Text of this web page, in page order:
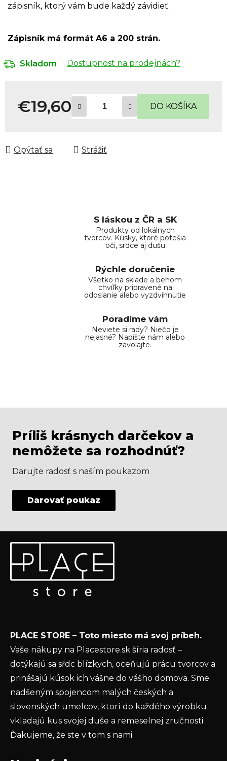
zápisník, ktorý vám bude každý závidieť.
Zápisník má formát A6 a 200 strán.
Skladom Dostupnost na prodejnách?
€19,60 DO KOŠÍKA
Opýtať sa Strážiť
S láskou z ČR a SK
Produkty od lokálnych
tvorcov. Kúsky, ktoré potešia
oči, srdce aj dušu
Rýchle doručenie
Všetko na sklade a behom
chvíľky pripravené na
odoslanie alebo vyzdvihnutie
Poradíme vám
Neviete si rady? Niečo je
nejasné? Napíšte nám alebo
zavolajte.
Príliš krásnych darčekov a
nemôžete sa rozhodnúť?
Darujte radosť s naším poukazom
Darovať poukaz
Odoberať newsletter
Vložte svoj e-mail a my Vám budeme zasielať informácie
o nových produktoch na našom e-shope.
ochrany osobných údajov
PRIHLÁSIŤ SA
PLACE STORE – Toto miesto má svoj príbeh.
Vaše nákupy na Placestore.sk šíria radosť –
dotýkajú sa sŕdc blízkych, oceňujú prácu tvorcov a
prinášajú kúsok ich vášne do vášho domova. Sme
nadšeným spojencom malých českých a
slovenských umelcov, ktorí do každého výrobku
vkladajú kus svojej duše a remeselnej zručnosti.
Ďakujeme, že ste v tom s nami.